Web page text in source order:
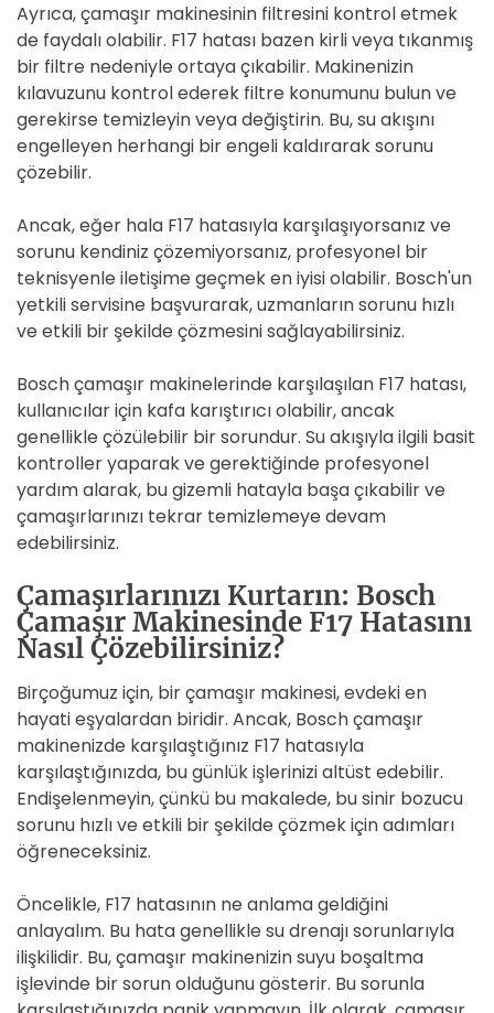
Ayrıca, çamaşır makinesinin filtresini kontrol etmek
de faydalı olabilir. F17 hatası bazen kirli veya tıkanmış
bir filtre nedeniyle ortaya çıkabilir. Makinenizin
kılavuzunu kontrol ederek filtre konumunu bulun ve
gerekirse temizleyin veya değiştirin. Bu, su akışını
engelleyen herhangi bir engeli kaldırarak sorunu
çözebilir.
Ancak, eğer hala F17 hatasıyla karşılaşıyorsanız ve
sorunu kendiniz çözemiyorsanız, profesyonel bir
teknisyenle iletişime geçmek en iyisi olabilir. Bosch'un
yetkili servisine başvurarak, uzmanların sorunu hızlı
ve etkili bir şekilde çözmesini sağlayabilirsiniz.
Bosch çamaşır makinelerinde karşılaşılan F17 hatası,
kullanıcılar için kafa karıştırıcı olabilir, ancak
genellikle çözülebilir bir sorundur. Su akışıyla ilgili basit
kontroller yaparak ve gerektiğinde profesyonel
yardım alarak, bu gizemli hatayla başa çıkabilir ve
çamaşırlarınızı tekrar temizlemeye devam
edebilirsiniz.
Çamaşırlarınızı Kurtarın: Bosch
Çamaşır Makinesinde F17 Hatasını
Nasıl Çözebilirsiniz?
Birçoğumuz için, bir çamaşır makinesi, evdeki en
hayati eşyalardan biridir. Ancak, Bosch çamaşır
makinenizde karşılaştığınız F17 hatasıyla
karşılaştığınızda, bu günlük işlerinizi altüst edebilir.
Endişelenmeyin, çünkü bu makalede, bu sinir bozucu
sorunu hızlı ve etkili bir şekilde çözmek için adımları
öğreneceksiniz.
Öncelikle, F17 hatasının ne anlama geldiğini
anlayalım. Bu hata genellikle su drenajı sorunlarıyla
ilişkilidir. Bu, çamaşır makinenizin suyu boşaltma
işlevinde bir sorun olduğunu gösterir. Bu sorunla